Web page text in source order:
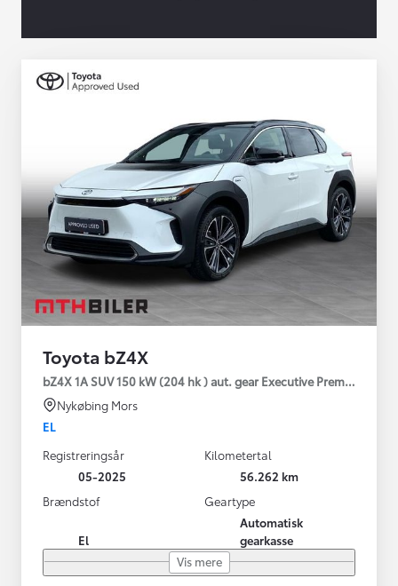
Toyota bZ4X
bZ4X 1A SUV 150 kW (204 hk ) aut. gear Executive Premium
Nykøbing Mors
EL
Registreringsår
05-2025
Kilometertal
56.262 km
Brændstof
El
Geartype
Automatisk
gearkasse
Vis mere